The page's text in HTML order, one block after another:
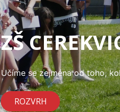
ZŠ
Učíme se zejména od toho,
ROZVRH